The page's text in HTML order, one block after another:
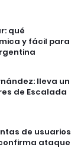
qué
y fácil para
lleva un
de Escalada
de usuarios
ataque